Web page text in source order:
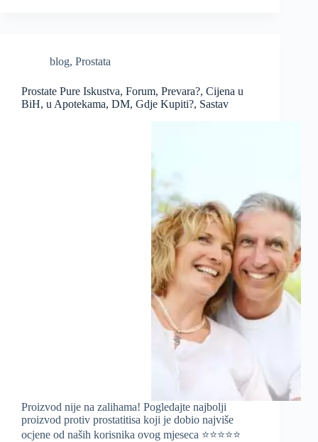
blog, Prostata
Prostate Pure Iskustva, Forum, Prevara?, Cijena u
BiH, u Apotekama, DM, Gdje Kupiti?, Sastav
Proizvod nije na zalihama! Pogledajte najbolji
proizvod protiv prostatitisa koji je dobio najviše
ocjene od naših korisnika ovog mjeseca ⭐️⭐️⭐️⭐️⭐️